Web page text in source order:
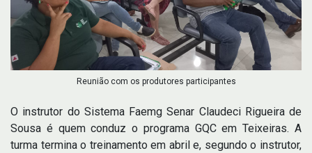
Reunião com os produtores participantes
O instrutor do Sistema Faemg Senar Claudeci Rigueira de
Sousa é quem conduz o programa GQC em Teixeiras. A
turma termina o treinamento em abril e, segundo o instrutor,